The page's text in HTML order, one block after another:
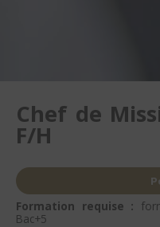
Chef de
F/H
Formation requise :
Bac+5